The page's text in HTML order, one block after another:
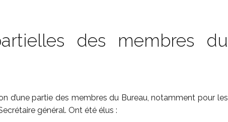
des membres du
d’une partie des membres du Bureau, notamment pour les
général. Ont été élus :